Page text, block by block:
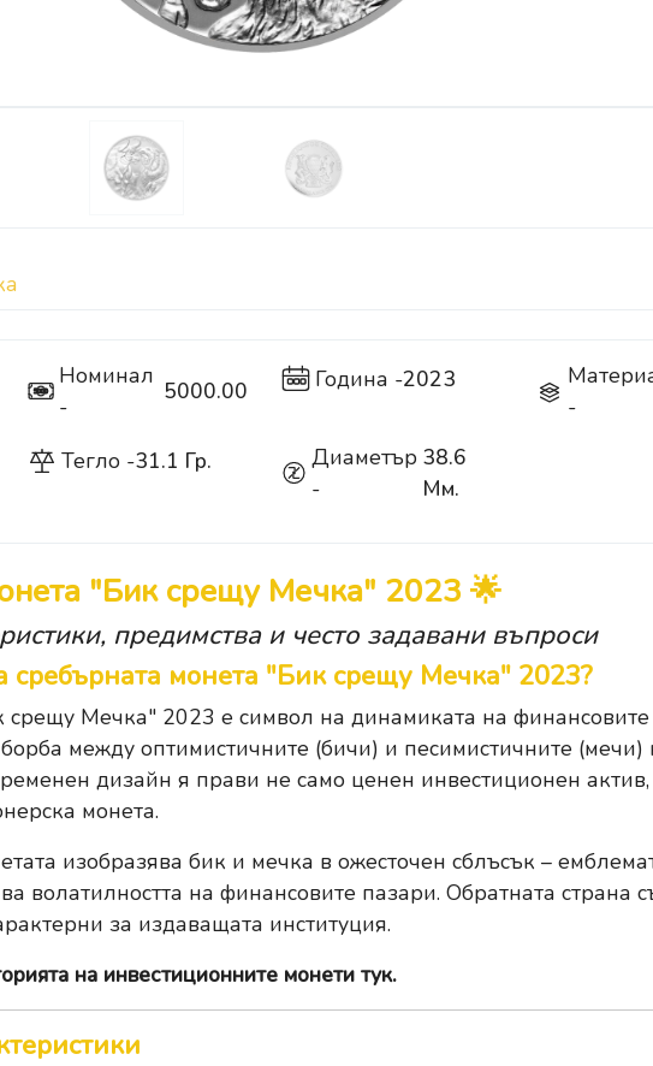
5000
Номинал
-
5000.00 Година -2023
-
Тегло -31.1 Гр.
Диаметър
-
38.6
Мм.
"Бик срещу Мечка" 2023 🌟
предимства и често задавани въпроси
сребърната монета "Бик срещу Мечка" 2023?
срещу Мечка" 2023 е символ на динамиката на финансовите
между оптимистичните (бичи) и песимистичните (мечи)
дизайн я прави не само ценен инвестиционен
монета.
изобразява бик и мечка в ожесточен сблъсък –
волатилността на финансовите пазари. Обратната страна
за издаващата институция.
на инвестиционните монети тук.